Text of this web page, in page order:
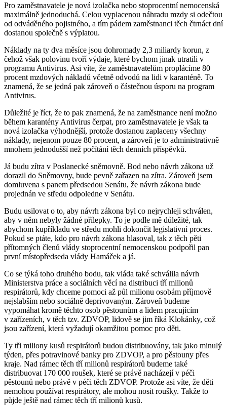
Pro zaměstnavatele je nová izolačka nebo stoprocentní nemocenská
maximálně jednoduchá. Celou vyplacenou náhradu mzdy si odečtou
od odváděného pojistného, a tím pádem zaměstnanci těch čtrnáct dní
dostanou společně s výplatou.
Náklady na ty dva měsíce jsou dohromady 2,3 miliardy korun, z
čehož však polovinu tvoří výdaje, které bychom jinak utratili v
programu Antivirus. Asi víte, že zaměstnavatelům proplácíme 80
procent mzdových nákladů včetně odvodů na lidi v karanténě. To
znamená, že se jedná pak zároveň o částečnou úsporu na program
Antivirus.
Důležité je říct, že to pak znamená, že na zaměstnance není možno
během karantény Antivirus čerpat, pro zaměstnavatele je však ta
nová izolačka výhodnější, protože dostanou zaplaceny všechny
náklady, nejenom pouze 80 procent, a zároveň je to administrativně
mnohem jednodušší než počítání těch denních příspěvků.
Já budu zítra v Poslanecké sněmovně. Bod nebo návrh zákona už
dorazil do Sněmovny, bude pevně zařazen na zítra. Zároveň jsem
domluvena s panem předsedou Senátu, že návrh zákona bude
projednán ve středu odpoledne v Senátu.
Budu usilovat o to, aby návrh zákona byl co nejrychleji schválen,
aby v něm nebyly žádné přílepky. To je podle mě důležité, tak
abychom kupříkladu ve středu mohli dokončit legislativní proces.
Pokud se ptáte, kdo pro návrh zákona hlasoval, tak z těch pěti
přítomných členů vlády stoprocentní nemocenskou podpořil pan
první místopředseda vlády Hamáček a já.
Co se týká toho druhého bodu, tak vláda také schválila návrh
Ministerstva práce a sociálních věcí na distribuci tří milionů
respirátorů, kdy chceme pomoci až půl milionu osobám příjmově
nejslabším nebo sociálně deprivovaným. Zároveň budeme
vypomáhat kromě těchto osob pěstounům a lidem pracujícím
v zařízeních, v těch tzv. ZDVOP, lidově se jim říká Klokánky, což
jsou zařízení, která vyžadují okamžitou pomoc pro děti.
Ty tři miliony kusů respirátorů budou distribuovány, tak jako minulý
týden, přes potravinové banky pro ZDVOP, a pro pěstouny přes
kraje. Nad rámec těch tří milionů respirátorů budeme také
distribuovat 170 000 roušek, které se právě nacházejí v péči
pěstounů nebo právě v péči těch ZDVOP. Protože asi víte, že děti
nemohou používat respirátory, ale mohou nosit roušky. Takže to
půjde ještě nad rámec těch tří milionů kusů.